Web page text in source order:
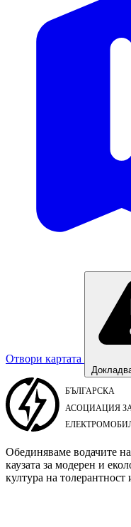
Отвори картата
Обединяваме водачите
каузата за модерен и
култура на толерантност